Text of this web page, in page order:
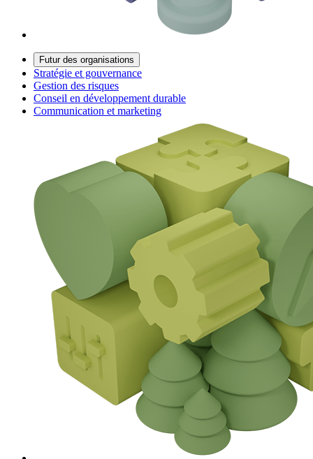
Futur des organisations
Stratégie et gouvernance
Gestion des risques
Conseil en développement durable
Communication et marketing